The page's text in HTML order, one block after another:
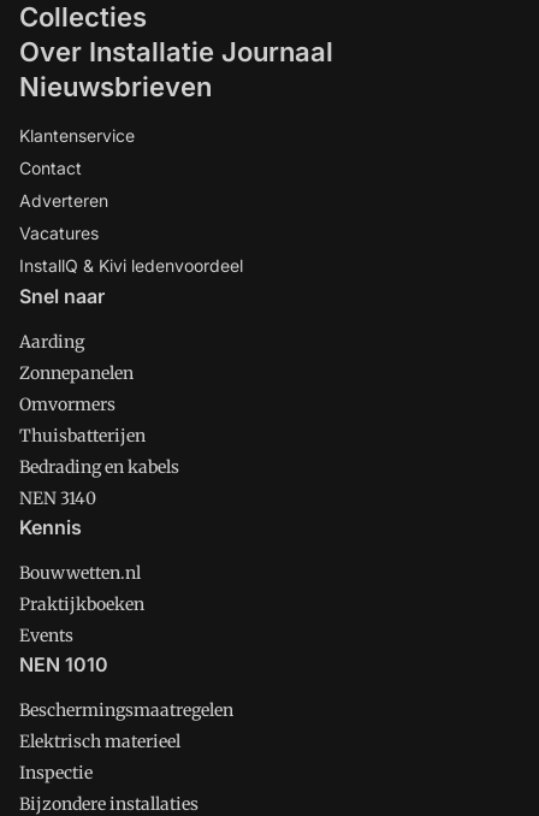
Collecties
Over Installatie Journaal
Nieuwsbrieven
Klantenservice
Contact
Adverteren
Vacatures
InstallQ & Kivi ledenvoordeel
Snel naar
Aarding
Zonnepanelen
Omvormers
Thuisbatterijen
Bedrading en kabels
NEN 3140
Kennis
Bouwwetten.nl
Praktijkboeken
Events
NEN 1010
Beschermingsmaatregelen
Elektrisch materieel
Inspectie
Bijzondere installaties